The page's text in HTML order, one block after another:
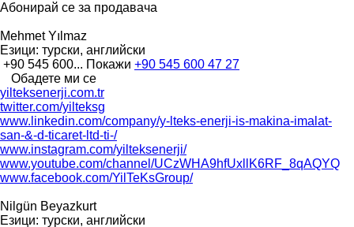
Абонирай се за продавача
Mehmet Yılmaz
Езици: турски, английски
+90 545 600... Покажи +90 545 600 47 27
Обадете ми се
yilteksenerji.com.tr
twitter.com/yilteksg
www.linkedin.com/company/y-lteks-enerji-is-makina-imalat-
san-&-d-ticaret-ltd-ti-/
www.instagram.com/yilteksenerji/
www.youtube.com/channel/UCzWHA9hfUxllK6RF_8qAQYQ
www.facebook.com/YilTeKsGroup/
Nilgün Beyazkurt
Езици: турски, английски